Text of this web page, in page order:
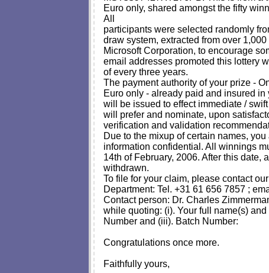
Euro only, shared amongst the fifty
All
participants were selected randomly
draw system, extracted from over
Microsoft Corporation, to encourage
email addresses promoted this lottery
of every three years.
The payment authority of your prize -
Euro only - already paid and insured
will be issued to effect immediate /
will prefer and nominate, upon
verification and validation
Due to the mixup of certain names,
information confidential. All winnings
14th of February, 2006. After this date,
withdrawn.
To file for your claim, please contact
Department: Tel. +31 61 656 7857 ;
Contact person: Dr. Charles
while quoting: (i). Your full name(s)
Number and (iii). Batch Number:
Congratulations once more.
Faithfully yours,